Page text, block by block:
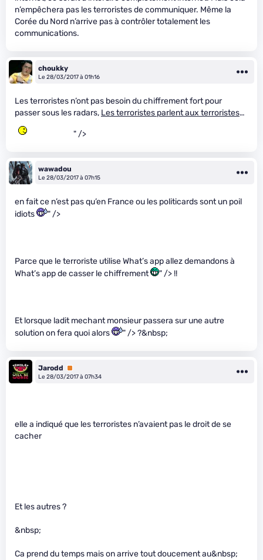
n’empêchera pas les terroristes de communiquer. Même la
Corée du Nord n’arrive pas à contrôler totalement les
communications.
choukky
Le 28/03/2017 à 01h16
Les terroristes n’ont pas besoin du chiffrement fort pour
passer sous les radars, Les terroristes parlent aux terroristes…
" />
wawadou
Le 28/03/2017 à 07h15
en fait ce n’est pas qu’en France ou les politicards sont un poil
idiots
" />
Parce que le terroriste utilise What’s app allez demandons à
What’s app de casser le chiffrement
" /> !!
Et lorsque ladit mechant monsieur passera sur une autre
solution on fera quoi alors
" /> ?&nbsp;
Jarodd
Premium
Le 28/03/2017 à 07h34
elle a indiqué que les terroristes n’avaient pas le droit de se
cacher
Et les autres ?
&nbsp;
Ca prend du temps mais on arrive tout doucement au&nbsp;